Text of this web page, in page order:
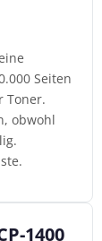
Seiten
Toner.
obwohl
1400